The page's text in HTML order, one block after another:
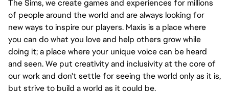
The Sims, we create games and experiences for millions
of people around the world and are always looking for
new ways to inspire our players. Maxis is a place where
you can do what you love and help others grow while
doing it; a place where your unique voice can be heard
and seen. We put creativity and inclusivity at the core of
our work and don't settle for seeing the world only as it is,
but strive to build a world as it could be.